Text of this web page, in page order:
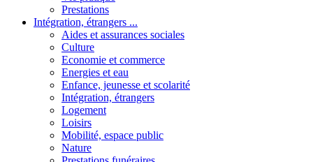
Prestations
Intégration, étrangers ...
Aides et assurances sociales
Culture
Economie et commerce
Energies et eau
Enfance, jeunesse et scolarité
Intégration, étrangers
Logement
Loisirs
Mobilité, espace public
Nature